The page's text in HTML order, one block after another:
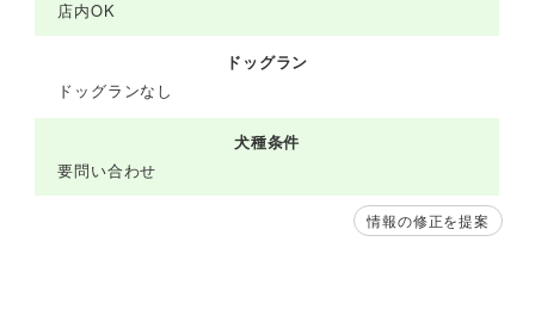
店内OK
ドッグラン
ドッグランなし
犬種条件
要問い合わせ
情報の修正を提案